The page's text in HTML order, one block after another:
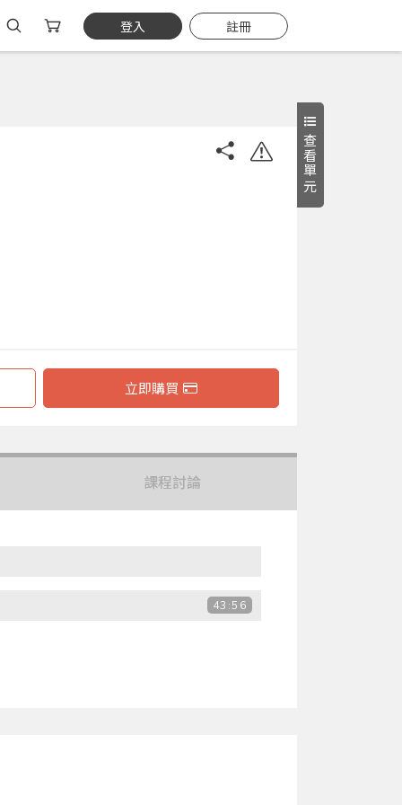
登入 註冊
查看單元
立即購買
課程討論
43:56